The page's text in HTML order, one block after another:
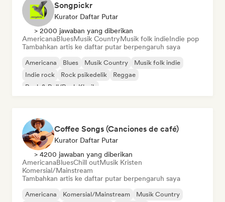
Songpickr
Kurator Daftar Putar
> 2000 jawaban yang diberikan
AmericanaBluesMusik CountryMusik folk indieIndie pop
Tambahkan artis ke daftar putar berpengaruh saya
Americana Blues Musik Country
Musik folk indie
Indie rock
Rock psikedelik
Reggae
Rock & Roll/Rock Klasik
Coffee Songs (Canciones de café)
Kurator Daftar Putar
> 4200 jawaban yang diberikan
AmericanaBluesChill outMusik Kristen
Komersial/Mainstream
Tambahkan artis ke daftar putar berpengaruh saya
Americana Komersial/Mainstream
Musik Country